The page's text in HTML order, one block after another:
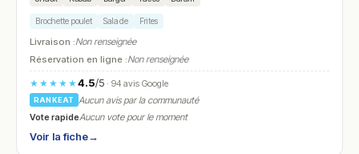
Brochette poulet Salade Frites
Livraison :Non renseignée
Réservation en ligne :Non renseignée
★★★★★4.5/5· 94 avis Google
RANKEAT
Aucun avis par la communauté
Vote rapideAucun vote pour le moment
Voir la fiche→